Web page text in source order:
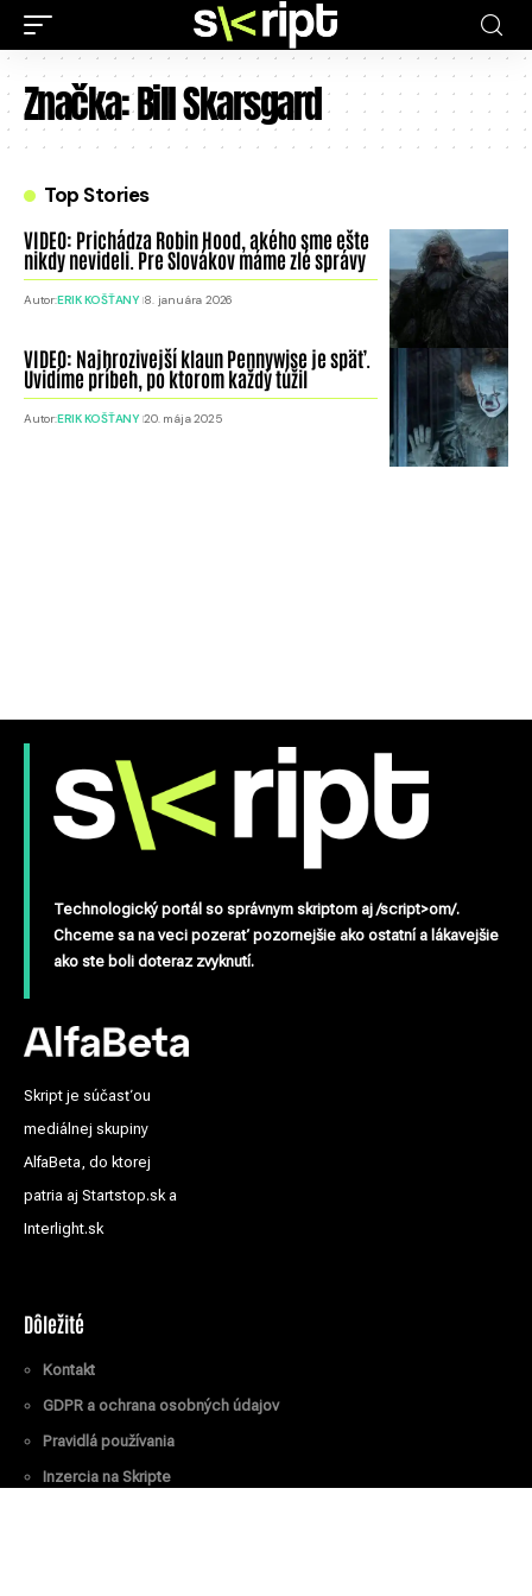
Značka:Bill Skarsgard
Top Stories
VIDEO: Prichádza Robin Hood, akého sme ešte
nikdy nevideli. Pre Slovákov máme zlé správy
Autor:ERIK KOŠŤANY 8. januára 2026
VIDEO: Najhrozivejší klaun Pennywise je späť.
Uvidíme príbeh, po ktorom každý túžil
Autor:ERIK KOŠŤANY 20. mája 2025
Technologický portál so správnym skriptom aj /script>om/.
Chceme sa na veci pozerať pozornejšie ako ostatní a lákavejšie
ako ste boli doteraz zvyknutí.
Skript je súčasťou
mediálnej skupiny
AlfaBeta, do ktorej
patria aj Startstop.sk a
Interlight.sk
Dôležité
Kontakt
GDPR a ochrana osobných údajov
Pravidlá používania
Inzercia na Skripte